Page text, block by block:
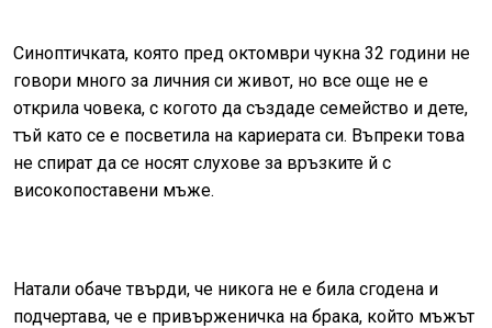
Синоптичката, която пред октомври чукна 32 години не
говори много за личния си живот, но все още не е
открила човека, с когото да създаде семейство и дете,
тъй като се е посветила на кариерата си. Въпреки това
не спират да се носят слухове за връзките й с
високопоставени мъже.
Натали обаче твърди, че никога не е била сгодена и
подчертава, че е привърженичка на брака, който мъжът